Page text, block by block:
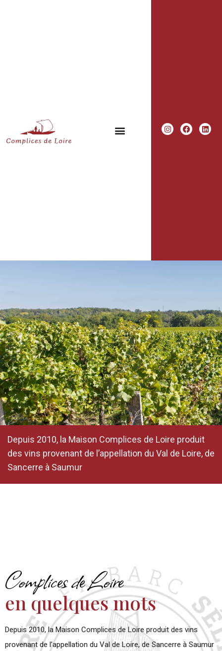
Depuis 2010, la Maison Complices de Loire produit
des vins provenant de l’appellation du Val de Loire, de
Sancerre à Saumur
Complices de Loire
en quelques mots
Depuis 2010, la Maison Complices de Loire produit des vins
provenant de l’appellation du Val de Loire, de Sancerre à Saumur